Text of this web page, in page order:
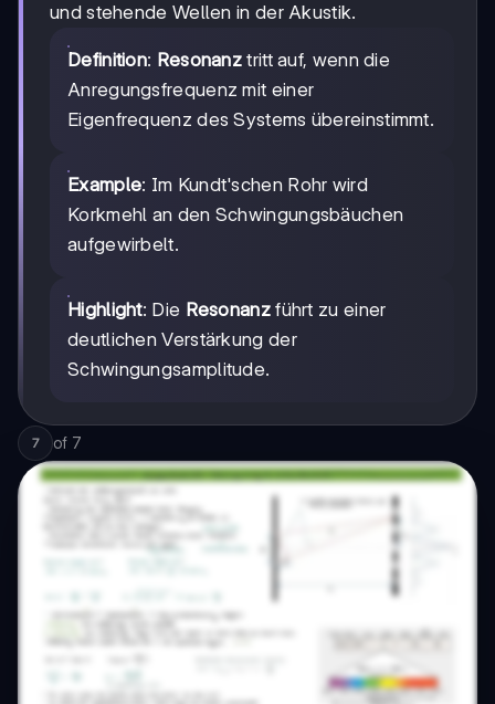
und stehende Wellen in der Akustik.
Definition: Resonanz tritt auf, wenn die
Anregungsfrequenz mit einer
Eigenfrequenz des Systems übereinstimmt.
Example: Im Kundt'schen Rohr wird
Korkmehl an den Schwingungsbäuchen
aufgewirbelt.
Highlight: Die Resonanzführt zu einer
deutlichen Verstärkung der
Schwingungsamplitude.
7 of 7